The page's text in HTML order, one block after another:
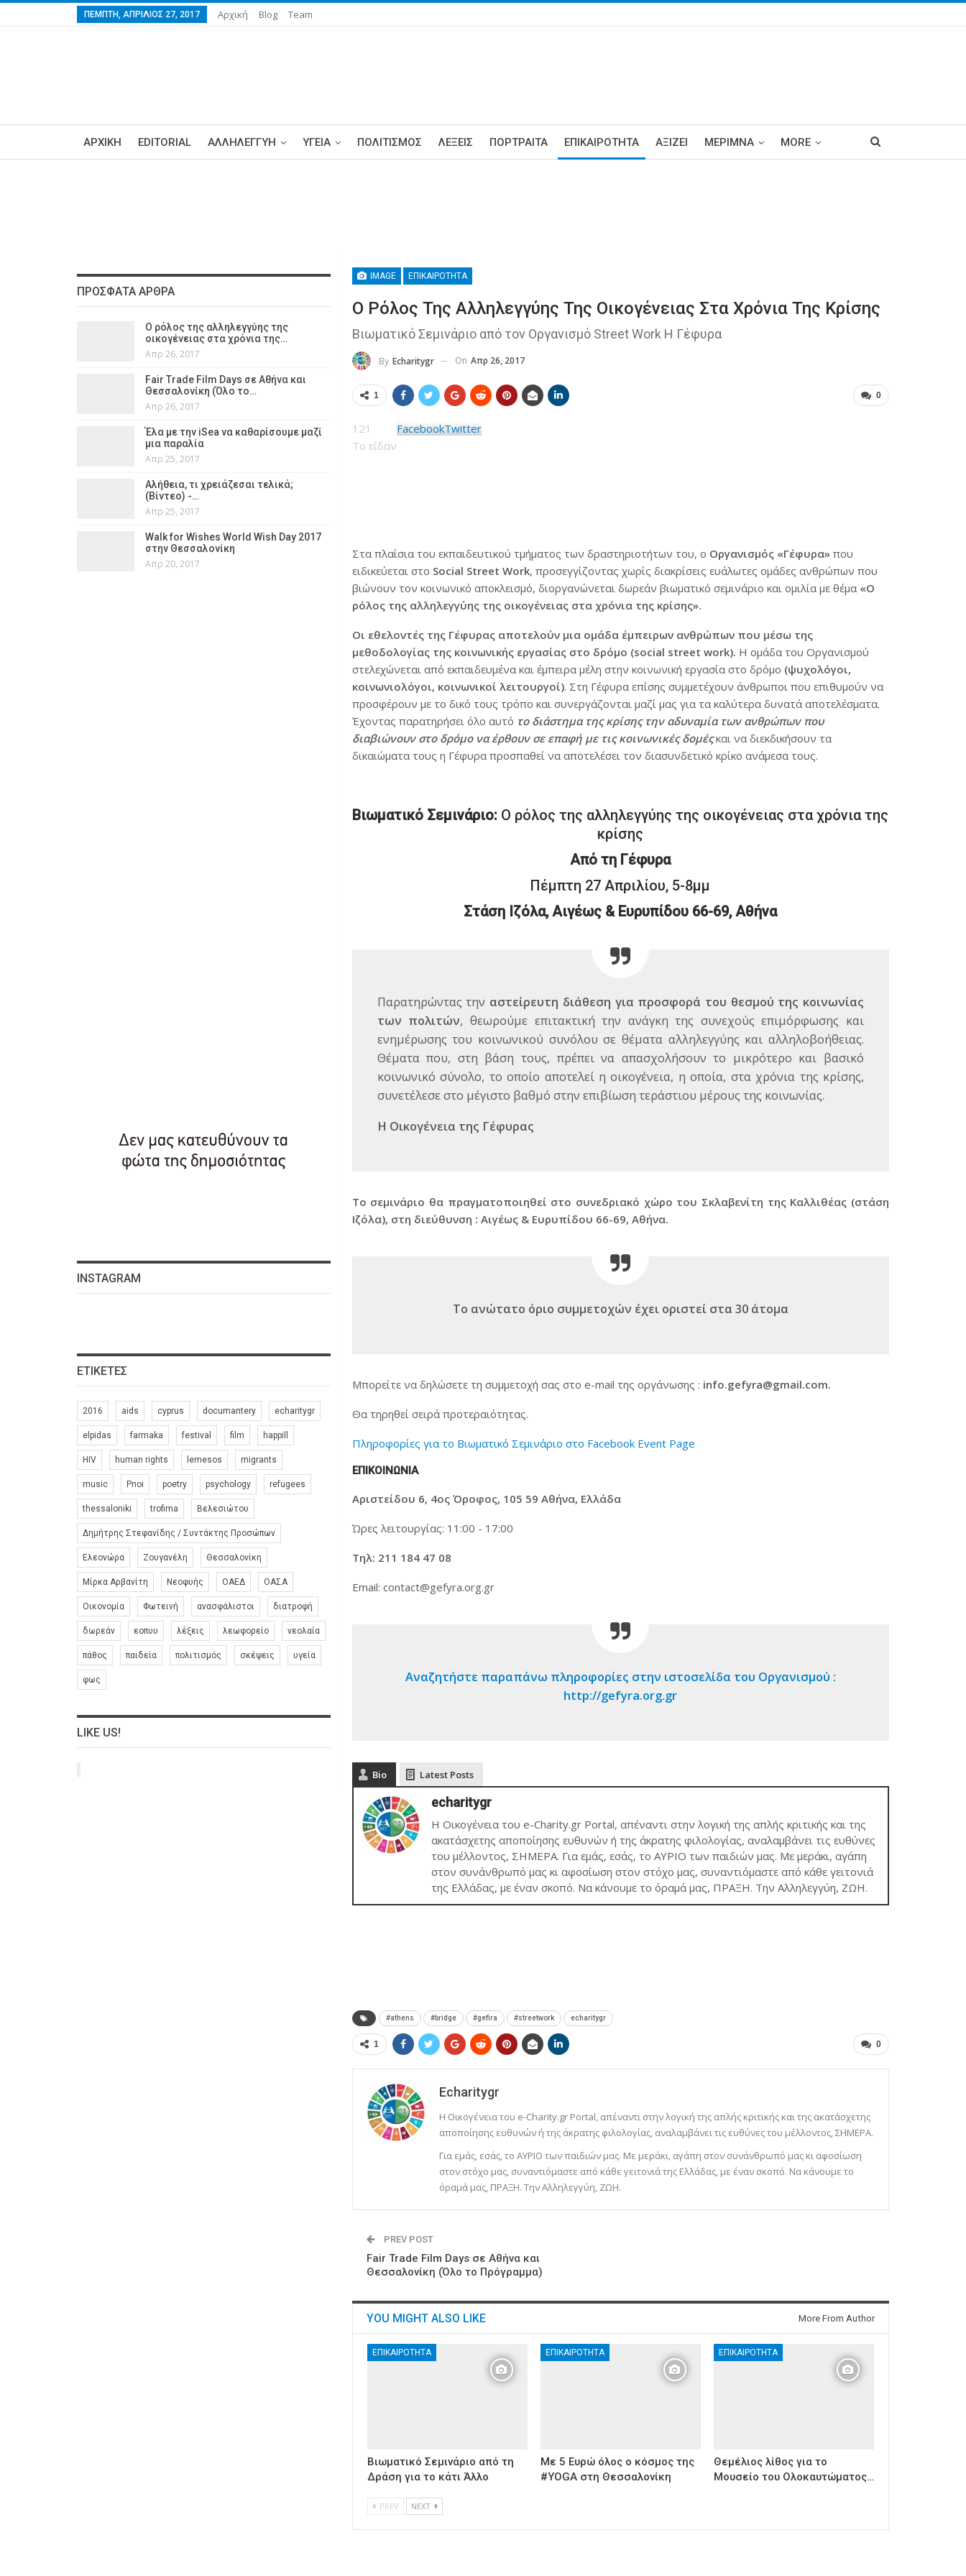
ΠΈΜΠΤΗ, ΑΠΡΊΛΙΟΣ 27, 2017 Αρχική Blog Team
ΑΡΧΙΚΗ EDITORIAL ΑΛΛΗΛΕΓΓΥΗ ΥΓΕΊΑ ΠΟΛΙΤΙΣΜΟΣ ΛΕΞΕΙΣ ΠΟΡΤΡΑΊΤΑ ΕΠΙΚΑΙΡΌΤΗΤΑ ΑΞΙΖΕΙ ΜΕΡΙΜΝΑ MORE
IMAGE ΕΠΙΚΑΙΡΌΤΗΤΑ
Ο Ρόλος Της Αλληλεγγύης Της Οικογένειας Στα Χρόνια Της Κρίσης
Βιωματικό Σεμινάριο από τον Οργανισμό Street Work Η Γέφυρα
By Echaritygr On Απρ 26, 2017
1 0
121
Το είδαν
FacebookTwitter
Στα πλαίσια του εκπαιδευτικού τμήματος των δραστηριοτήτων του, ο Οργανισμός «Γέφυρα»που
ειδικεύεται στο Social Street Work, προσεγγίζοντας χωρίς διακρίσεις ευάλωτες ομάδες ανθρώπων που
βιώνουν τον κοινωνικό αποκλεισμό, διοργανώνεται δωρεάν βιωματικό σεμινάριο και ομιλία με θέμα«Ο
ρόλος της αλληλεγγύης της οικογένειας στα χρόνια της κρίσης».
Οι εθελοντές της Γέφυρας αποτελούν μια ομάδα έμπειρων ανθρώπων που μέσω της
μεθοδολογίας της κοινωνικής εργασίας στο δρόμο (social street work). Η ομάδα του Οργανισμού
στελεχώνεται από εκπαιδευμένα και έμπειρα μέλη στην κοινωνική εργασία στο δρόμο (ψυχολόγοι,
κοινωνιολόγοι, κοινωνικοί λειτουργοί). Στη Γέφυρα επίσης συμμετέχουν άνθρωποι που επιθυμούν να
προσφέρουν με το δικό τους τρόπο και συνεργάζονται μαζί μας για τα καλύτερα δυνατά αποτελέσματα.
Έχοντας παρατηρήσει όλο αυτό το διάστημα της κρίσης την αδυναμία των ανθρώπων που
διαβιώνουν στο δρόμο να έρθουν σε επαφή με τις κοινωνικές δομέςκαι να διεκδικήσουν τα
δικαιώματα τους η Γέφυρα προσπαθεί να αποτελέσει τον διασυνδετικό κρίκο ανάμεσα τους.
Βιωματικό Σεμινάριο: Ο ρόλος της αλληλεγγύης της οικογένειας στα χρόνια της
κρίσης
Από τη Γέφυρα
Πέμπτη 27 Απριλίου, 5-8μμ
Στάση Iζόλα, Αιγέως & Ευρυπίδου 66-69, Αθήνα
Παρατηρώντας την αστείρευτη διάθεση για προσφορά του θεσμού της κοινωνίας
των πολιτών, θεωρούμε επιτακτική την ανάγκη της συνεχούς επιμόρφωσης και
ενημέρωσης του κοινωνικού συνόλου σε θέματα αλληλεγγύης και αλληλοβοήθειας.
Θέματα που, στη βάση τους, πρέπει να απασχολήσουν το μικρότερο και βασικό
κοινωνικό σύνολο, το οποίο αποτελεί η οικογένεια, η οποία, στα χρόνια της κρίσης,
συνετέλεσε στο μέγιστο βαθμό στην επιβίωση τεράστιου μέρους της κοινωνίας.
Η Οικογένεια της Γέφυρας
Το σεμινάριο θα πραγματοποιηθεί στο συνεδριακό χώρο του Σκλαβενίτη της Καλλιθέας (στάση
Iζόλα), στη διεύθυνση : Αιγέως & Ευρυπίδου 66-69, Αθήνα.
Το ανώτατο όριο συμμετοχών έχει οριστεί στα 30 άτομα
Μπορείτε να δηλώσετε τη συμμετοχή σας στο e-mail της οργάνωσης : info.gefyra@gmail.com.
Θα τηρηθεί σειρά προτεραιότητας.
Πληροφορίες για το Βιωματικό Σεμινάριο στο Facebook Event Page
ΕΠΙΚΟΙΝΩΝΙΑ
Αριστείδου 6, 4ος Όροφος, 105 59 Αθήνα, Ελλάδα
Ώρες λειτουργίας: 11:00 - 17:00
Τηλ: 211 184 47 08
Email: contact@gefyra.org.gr
Αναζητήστε παραπάνω πληροφορίες στην ιστοσελίδα του Οργανισμού :
http://gefyra.org.gr
Bio Latest Posts
echaritygr
Η Οικογένεια του e-Charity.gr Portal, απέναντι στην λογική της απλής κριτικής και της
ακατάσχετης αποποίησης ευθυνών ή της άκρατης φιλολογίας, αναλαμβάνει τις ευθύνες
του μέλλοντος, ΣΗΜΕΡΑ. Για εμάς, εσάς, το ΑΥΡΙΟ των παιδιών μας. Με μεράκι, αγάπη
στον συνάνθρωπό μας κι αφοσίωση στον στόχο μας, συναντιόμαστε από κάθε γειτονιά
της Ελλάδας, με έναν σκοπό. Να κάνουμε το όραμά μας, ΠΡΑΞΗ. Την Αλληλεγγύη, ΖΩΗ.
#athens #bridge #gefira #streetwork echaritygr
1 0
Echaritygr
Η Οικογένεια του e-Charity.gr Portal, απέναντι στην λογική της απλής κριτικής και της ακατάσχετης
αποποίησης ευθυνών ή της άκρατης φιλολογίας, αναλαμβάνει τις ευθύνες του μέλλοντος, ΣΗΜΕΡΑ.
Για εμάς, εσάς, το ΑΥΡΙΟ των παιδιών μας. Με μεράκι, αγάπη στον συνάνθρωπό μας κι αφοσίωση
στον στόχο μας, συναντιόμαστε από κάθε γειτονιά της Ελλάδας, με έναν σκοπό. Να κάνουμε το
όραμά μας, ΠΡΑΞΗ. Την Αλληλεγγύη, ΖΩΗ.
PREV POST
Fair Trade Film Days σε Αθήνα και
Θεσσαλονίκη (Όλο το Πρόγραμμα)
YOU MIGHT ALSO LIKE More From Author
ΕΠΙΚΑΙΡΌΤΗΤΑ
Βιωματικό Σεμινάριο από τη
Δράση για το κάτι Άλλο
ΕΠΙΚΑΙΡΌΤΗΤΑ
Με 5 Ευρώ όλος ο κόσμος της
#YOGA στη Θεσσαλονίκη
ΕΠΙΚΑΙΡΌΤΗΤΑ
Θεμέλιος λίθος για το
Μουσείο του Ολοκαυτώματος…
PREV NEXT
ΠΡΌΣΦΑΤΑ ΆΡΘΡΑ
Ο ρόλος της αλληλεγγύης της
οικογένειας στα χρόνια της…
Απρ 26, 2017
Fair Trade Film Days σε Αθήνα και
Θεσσαλονίκη (Όλο το…
Απρ 26, 2017
Έλα με την iSea να καθαρίσουμε μαζί
μια παραλία
Απρ 25, 2017
Αλήθεια, τι χρειάζεσαι τελικά;
(Βίντεο) -…
Απρ 25, 2017
Walk for Wishes World Wish Day 2017
στην Θεσσαλονίκη
Απρ 20, 2017
INSTAGRAM
ΕΤΙΚΈΤΕΣ
2016 aids cyprus documantery echaritygr
elpidas farmaka festival film happill
HIV human rights lemesos migrants
music Pnoi poetry psychology refugees
thessaloniki trofima Βελεσιώτου
Δημήτρης Στεφανίδης / Συντάκτης Προσώπων
Ελεονώρα Ζουγανέλη Θεσσαλονίκη
Μίρκα Αρβανίτη Νεοφυής ΟΑΕΔ ΟΑΣΑ
Οικονομία Φωτεινή ανασφάλιστοι διατροφή
δωρεάν εοπυυ λέξεις λεωφορείο νεολαία
πάθος παιδεία πολιτισμός σκέψεις υγεία
φως
LIKE US!